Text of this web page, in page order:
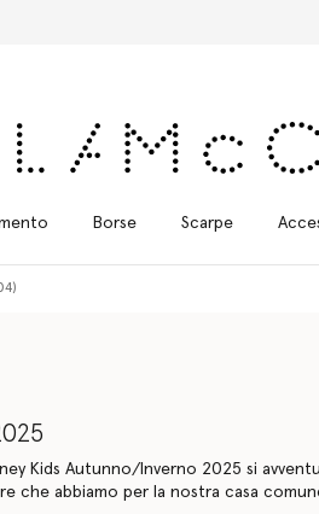
Borse Scarpe
Kids Autunno/Inverno 2025 si
che abbiamo per la nostra casa